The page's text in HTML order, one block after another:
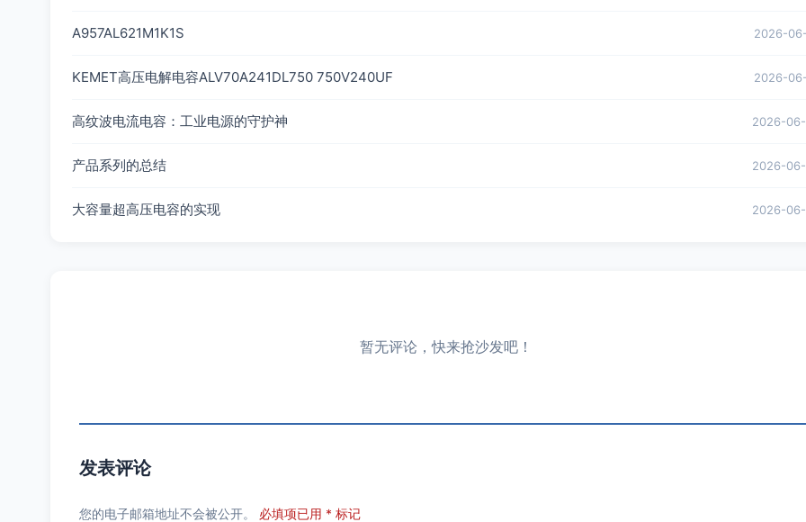
A957AL621M1K1S 2026-
KEMET高压电解电容ALV70A241DL750 750V240UF 2026-
高纹波电流电容：工业电源的守护神 2026-
产品系列的总结 2026-
大容量超高压电容的实现 2026-
暂无评论，快来抢沙发吧！
发表评论
您的电子邮箱地址不会被公开。 必填项已用 * 标记